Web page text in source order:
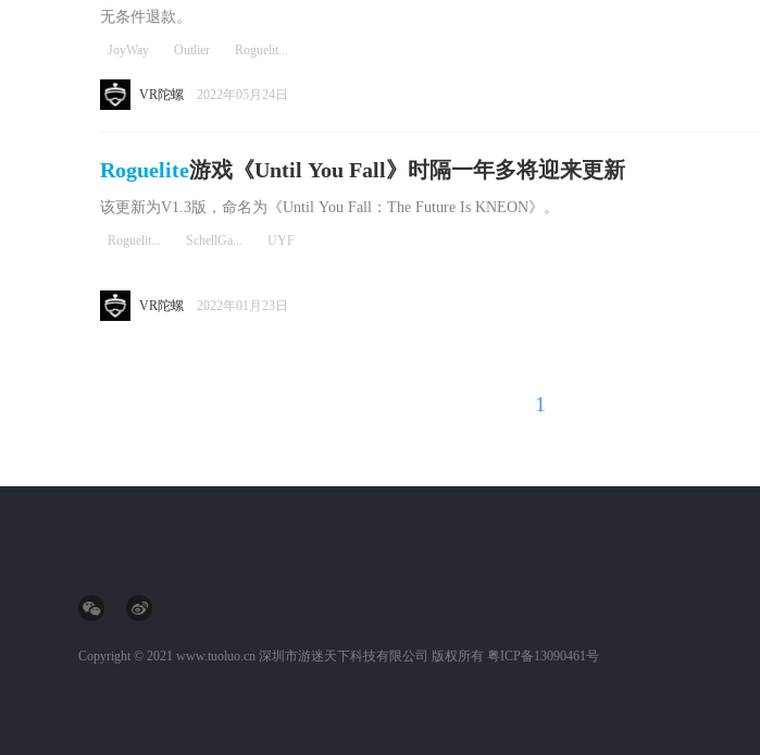
无条件退款。
JoyWay Outlier Roguelit...
VR陀螺 2022年05月24日
Roguelite游戏《Until You Fall》时隔一年多将迎来更新
该更新为V1.3版，命名为《Until You Fall：The Future Is KNEON》。
Roguelit... SchellGa... UYF
VR陀螺 2022年01月23日
1
Copyright © 2021 www.tuoluo.cn 深圳市游迷天下科技有限公司 版权所有 粤ICP备13090461号